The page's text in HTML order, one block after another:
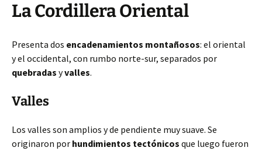
La Cordillera Oriental
Presenta dos encadenamientos montañosos: el oriental
y el occidental, con rumbo norte-sur, separados por
quebradas yvalles.
Valles
Los valles son amplios y de pendiente muy suave. Se
originaron por hundimientos tectónicos que luego fueron